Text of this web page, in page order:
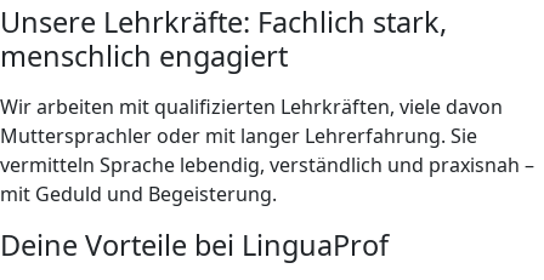
Unsere Lehrkräfte: Fachlich stark,
menschlich engagiert
Wir arbeiten mit qualifizierten Lehrkräften, viele davon
Muttersprachler oder mit langer Lehrerfahrung. Sie
vermitteln Sprache lebendig, verständlich und praxisnah –
mit Geduld und Begeisterung.
Deine Vorteile bei LinguaProf